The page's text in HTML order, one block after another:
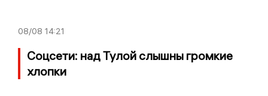
08/08 14:21
Соцсети: над Тулой слышны громкие
хлопки